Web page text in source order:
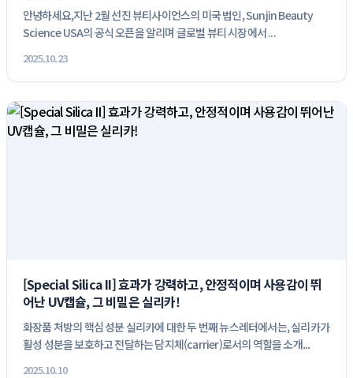
안녕하세요,지난 2월 선진 뷰티사이언스의 미국 법인, Sunjin Beauty
Science USA의 공식 오픈을 알리며 글로벌 뷰티 시장에서 ...
2025.10.23
[Special Silica II] 효과가 강력하고, 안정적이며 사용감이 뛰
어난 UV캡슐, 그 비밀은 실리카!
화장품 처방의 핵심 성분 실리카에 대한 두 번째 뉴스레터에서는, 실리카가
활성 성분을 보호하고 전달하는 담지체(carrier)로서의 역할을 소개...
2025.10.10